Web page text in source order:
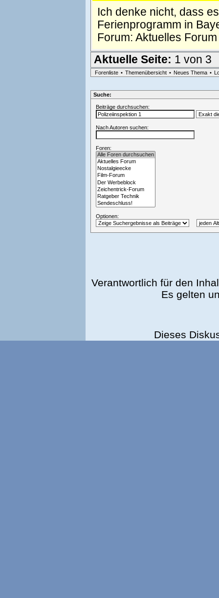
Ich denke nicht, dass
Ferienprogramm in
Forum: Aktuelles Forum
Aktuelle Seite: 1 von 3
Forenliste • Themenübersicht • Neues Thema •
Suche:
Beiträge durchsuchen:
Nach Autoren suchen:
Foren:
Optionen:
Verantwortlich für den
Es gelten
Dieses